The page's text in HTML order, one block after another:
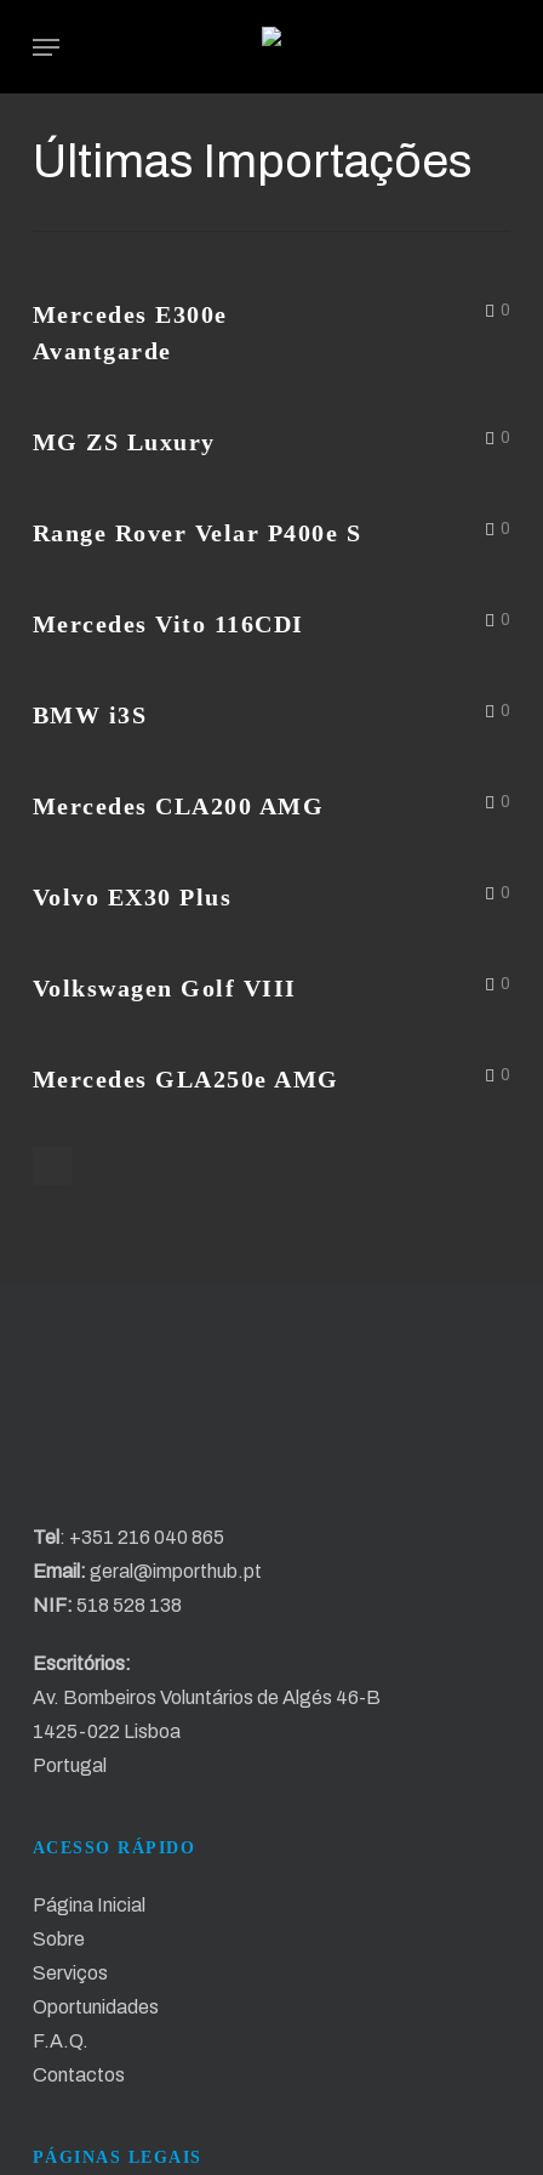
Menu
Últimas Importações
Mercedes E300e
Avantgarde
0
MG ZS Luxury 0
Range Rover Velar P400e S 0
Mercedes Vito 116CDI 0
BMW i3S 0
Mercedes CLA200 AMG 0
Volvo EX30 Plus 0
Volkswagen Golf VIII 0
Mercedes GLA250e AMG 0
Tel : +351 216 040 865
Email: geral@importhub.pt
NIF: 518 528 138
Escritórios:
Av. Bombeiros Voluntários de Algés 46-B
1425-022 Lisboa
Portugal
ACESSO RÁPIDO
Página Inicial
Sobre
Serviços
Oportunidades
F.A.Q.
Contactos
PÁGINAS LEGAIS